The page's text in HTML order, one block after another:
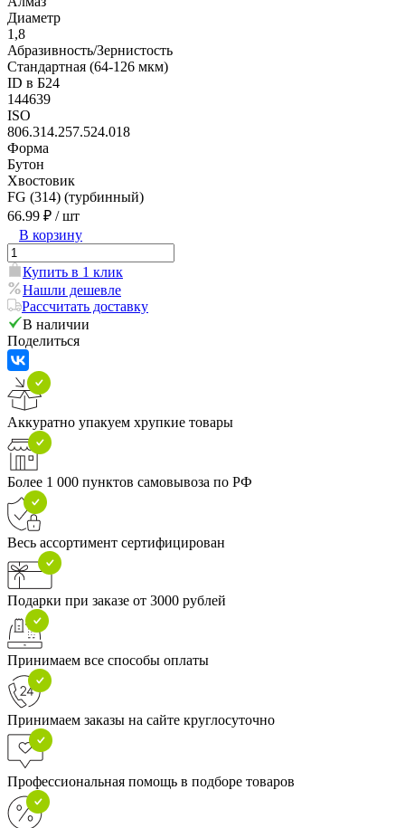
Диаметр
1,8
Абразивность/Зернистость
Стандартная (64-126 мкм)
ID в Б24
144639
ISO
806.314.257.524.018
Форма
Бутон
Хвостовик
FG (314) (турбинный)
66.99 ₽ / шт
В корзину
Купить в 1 клик
Нашли дешевле
Рассчитать доставку
В наличии
Поделиться
Аккуратно упакуем хрупкие товары
Более 1 000 пунктов самовывоза по РФ
Весь ассортимент сертифицирован
Подарки при заказе от 3000 рублей
Принимаем все способы оплаты
Принимаем заказы на сайте круглосуточно
Профессиональная помощь в подборе товаров